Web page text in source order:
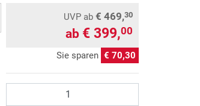
UVP ab € 469,30
ab € 399,00
Sie sparen € 70,30